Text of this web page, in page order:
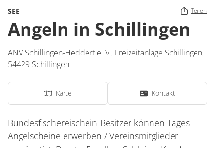
SEE Teilen
Angeln in Schillingen
ANV Schillingen-Heddert e. V., Freizeitanlage Schillingen,
54429 Schillingen
Karte Kontakt
Bundesfischereischein-Besitzer können Tages-
Angelscheine erwerben / Vereinsmitglieder